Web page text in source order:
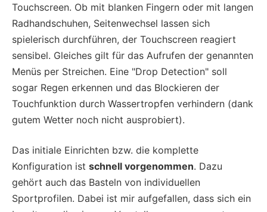
Touchscreen. Ob mit blanken Fingern oder mit langen
Radhandschuhen, Seitenwechsel lassen sich
spielerisch durchführen, der Touchscreen reagiert
sensibel. Gleiches gilt für das Aufrufen der genannten
Menüs per Streichen. Eine "Drop Detection" soll
sogar Regen erkennen und das Blockieren der
Touchfunktion durch Wassertropfen verhindern (dank
gutem Wetter noch nicht ausprobiert).
Das initiale Einrichten bzw. die komplette
Konfiguration ist schnell vorgenommen. Dazu
gehört auch das Basteln von individuellen
Sportprofilen. Dabei ist mir aufgefallen, dass sich ein